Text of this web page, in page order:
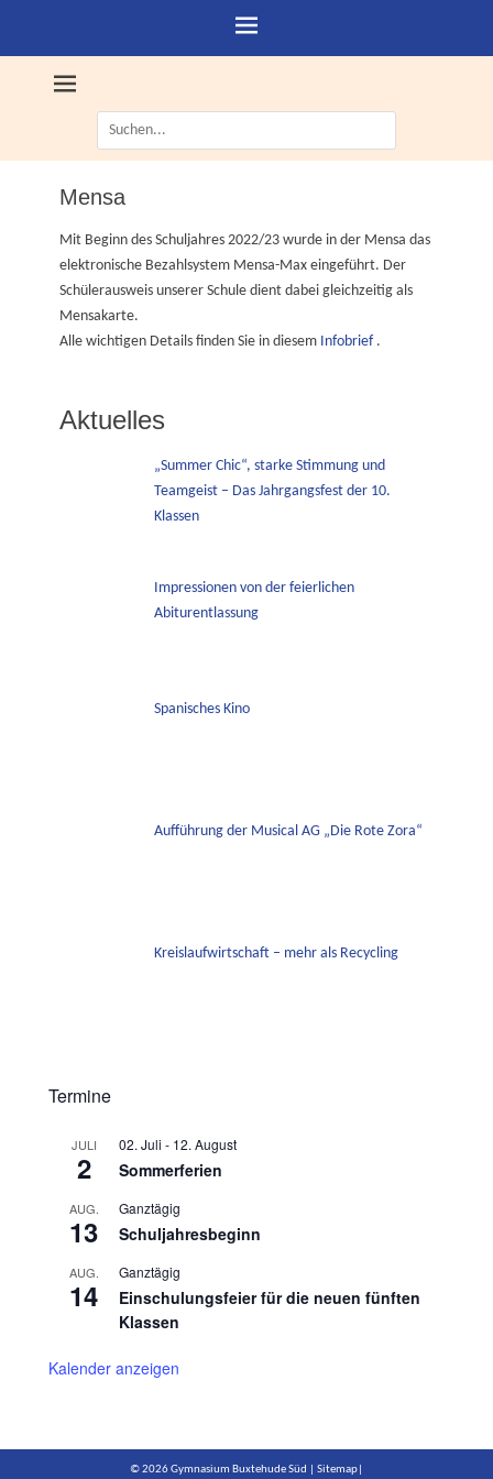
Suche
nach:
Mensa
Mit Beginn des Schuljahres 2022/23 wurde in der Mensa das
elektronische Bezahlsystem Mensa-Max eingeführt. Der
Schülerausweis unserer Schule dient dabei gleichzeitig als
Mensakarte.
Alle wichtigen Details finden Sie in diesem Infobrief.
Aktuelles
„Summer Chic“, starke Stimmung und
Teamgeist – Das Jahrgangsfest der 10.
Klassen
Impressionen von der feierlichen
Abiturentlassung
Spanisches Kino
Aufführung der Musical AG „Die Rote Zora“
Kreislaufwirtschaft – mehr als Recycling
Termine
JULI
2
02. Juli - 12. August
Sommerferien
AUG.
13
Ganztägig
Schuljahresbeginn
AUG.
14
Ganztägig
Einschulungsfeier für die neuen fünften
Klassen
Kalender anzeigen
© 2026 Gymnasium Buxtehude Süd | Sitemap